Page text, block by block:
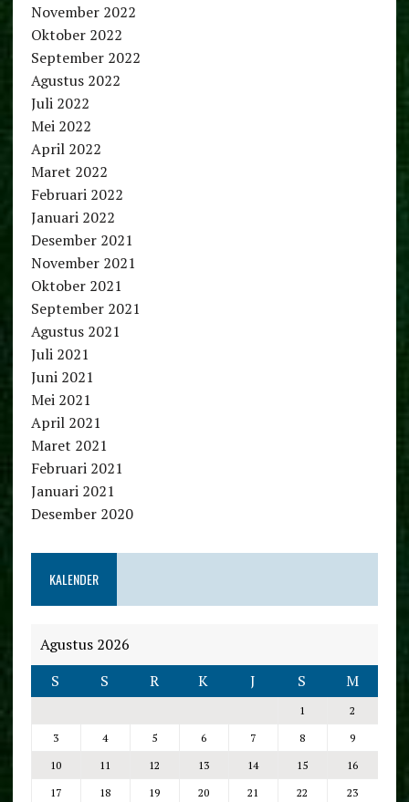
November 2022
Oktober 2022
September 2022
Agustus 2022
Juli 2022
Mei 2022
April 2022
Maret 2022
Februari 2022
Januari 2022
Desember 2021
November 2021
Oktober 2021
September 2021
Agustus 2021
Juli 2021
Juni 2021
Mei 2021
April 2021
Maret 2021
Februari 2021
Januari 2021
Desember 2020
KALENDER
Agustus 2026
S
S R K J S M
1
2
3
4 5 6 7 8
9
10
11 12 13 14 15
16
17
18 19 20 21 22 23